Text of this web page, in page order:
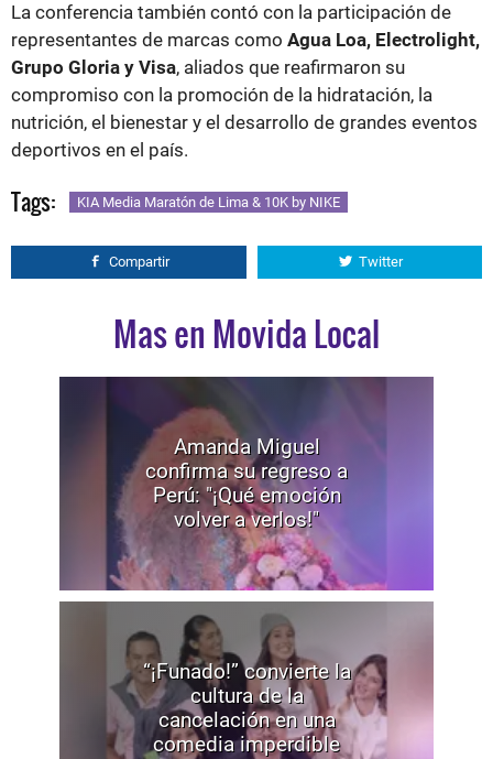
La conferencia también contó con la participación de
representantes de marcas como Agua Loa, Electrolight,
Grupo Gloria y Visa, aliados que reafirmaron su
compromiso con la promoción de la hidratación, la
nutrición, el bienestar y el desarrollo de grandes eventos
deportivos en el país.
Tags: KIA Media Maratón de Lima & 10K by NIKE
Compartir Twitter
Mas en Movida Local
Amanda Miguel
confirma su regreso a
Perú: "¡Qué emoción
volver a verlos!"
“¡Funado!” convierte la
cultura de la
cancelación en una
comedia imperdible